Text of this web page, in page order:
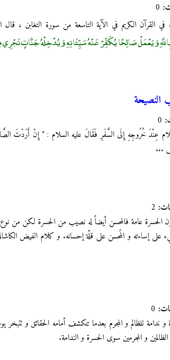
القرآن الكريم في الآية التاسعة من سورة التغابن ،
وَيَعْمَلْ صَالِحًا يُكَفِّرْ عَنْهُ سَيِّئَاتِهِ وَيُدْخِلْهُ جَنَّاتٍ تَجْرِي
النصيحة
عِنْدَ خُرُوجِهِ إِلَى السَّفَرِ فَقَالَ عليه السلام : " إِنْ أَرَدْتَ
...
الحسرة عامة فالمحسن أيضاً له نصيب من الحسرة لكن من
على إساءته و المُحسن على قلّة إحسانه. و كلام الفيض
ندامة للظالم و المجرم بعدما تنكشف أمامه الحقائق و
الظالمين و المجرمين سوى الحسرة و الندامة.